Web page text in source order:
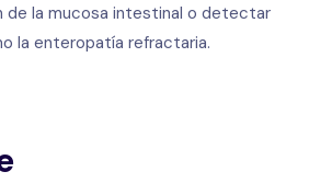
de la mucosa intestinal o detectar
la enteropatía refractaria.